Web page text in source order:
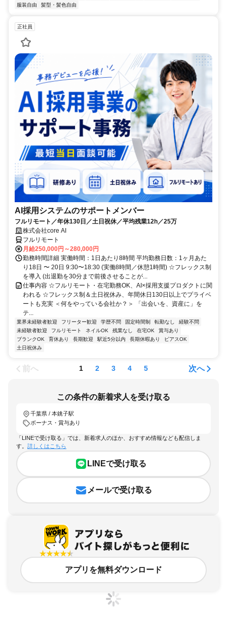
服装自由
髪型・髪色自由
正社員
AI採用システムのサポートメンバー
フルリモート／年休130日／土日祝休／平均残業12h／25万
株式会社core AI
フルリモート
月給250,000円～280,000円
勤務時間詳細 実働時間：1日あたり8時間 平均勤務日数：1ヶ月あた
り18日 〜 20日 9:30〜18:30 (実働8時間／休憩1時間) ☆フレックス制
を導入 (出退勤を30分まで前後させることが...
仕事内容 ☆フルリモート・在宅勤務OK、AI×採用支援プロダクトに関
われる ☆フレックス制＆土日祝休み、年間休日130日以上でプライベ
ートも充実 ＜何をやっている会社か？＞ 「出会いを、資産に」を
テ...
業界未経験者歓迎 フリーター歓迎 学歴不問 固定時間制 転勤なし
経験不問
未経験者歓迎
フルリモート ネイルOK 残業なし 在宅OK
賞与あり
ブランクOK
育休あり 長期歓迎 駅近5分以内 長期休暇あり
ピアスOK
土日祝休み
前へ 1 2 3 4 5 次へ
この条件の新着求人を受け取る
千葉県 / 本銚子駅
ボーナス・賞与あり
「LINEで受け取る」では、新着求人のほか、おすすめ情報なども配信しま
す。 詳しくはこちら
LINEで受け取る
メールで受け取る
アプリを無料ダウンロード